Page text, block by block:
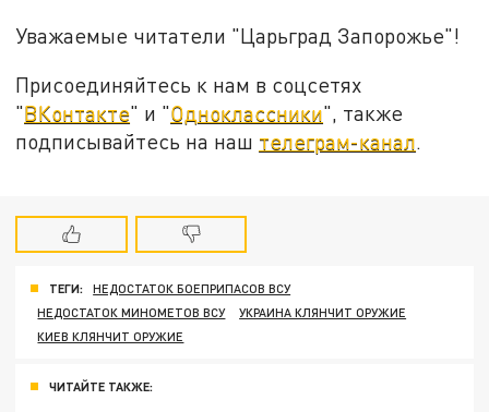
Уважаемые читатели "Царьград Запорожье"!
Присоединяйтесь к нам в соцсетях
"ВКонтакте" и "Одноклассники", также
подписывайтесь на наш телеграм-канал.
ТЕГИ:
НЕДОСТАТОК БОЕПРИПАСОВ ВСУ
НЕДОСТАТОК МИНОМЕТОВ ВСУ
УКРАИНА КЛЯНЧИТ ОРУЖИЕ
КИЕВ КЛЯНЧИТ ОРУЖИЕ
ЧИТАЙТЕ ТАКЖЕ: